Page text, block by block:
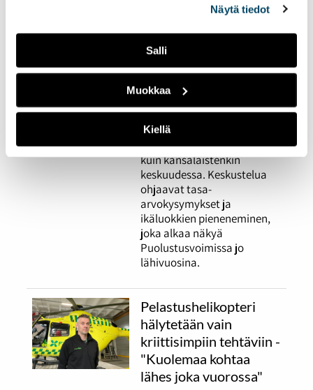
Näytä tiedot
Salli
Muokkaa
Kiellä
Asevelvollisuuden
laaja uudistus vaatisi
useiden vuosien
valmistelun
26.03.2026
Asevelvollisuusjärjestelmän
uudistaminen jakaa
mielipiteitä niin puolueiden
kuin kansalaistenkin
keskuudessa. Keskustelua
ohjaavat tasa-
arvokysymykset ja
ikäluokkien pieneneminen,
joka alkaa näkyä
Puolustusvoimissa jo
lähivuosina.
Pelastushelikopteri
hälytetään vain
kriittisimpiin tehtäviin -
"Kuolemaa kohtaa
lähes joka vuorossa"